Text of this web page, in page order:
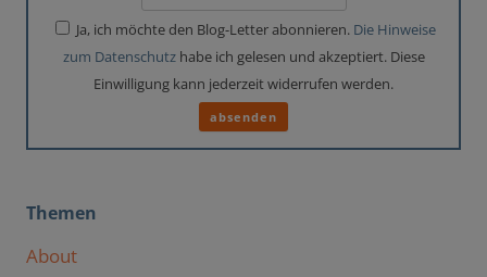
Ja, ich möchte den Blog-Letter abonnieren. Die Hinweise
zum Datenschutz habe ich gelesen und akzeptiert. Diese
Einwilligung kann jederzeit widerrufen werden.
Themen
About